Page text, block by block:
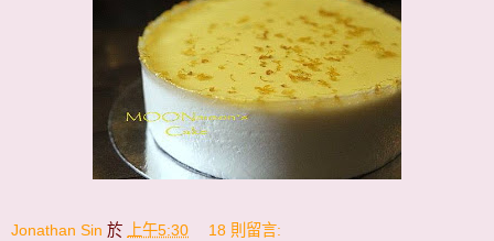
Jonathan Sin 於 上午5:30 18 則留言: